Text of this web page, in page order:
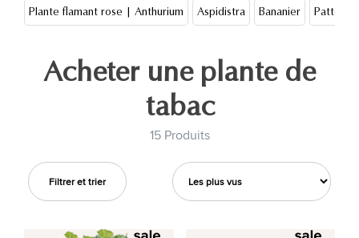
Plante flamant rose | Anthurium Aspidistra Bananier Patte
Acheter une plante de
tabac
15 Produits
Filtrer et trier